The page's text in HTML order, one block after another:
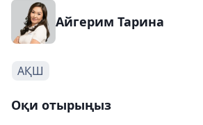
Айгерим Тарина
АҚШ
Оқи отырыңыз